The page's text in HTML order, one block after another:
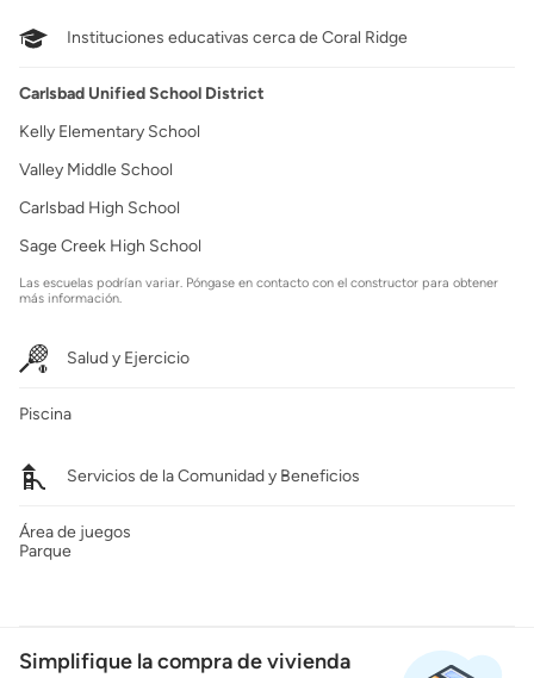
Instituciones educativas cerca de Coral Ridge
Carlsbad Unified School District
Kelly Elementary School
Valley Middle School
Carlsbad High School
Sage Creek High School
Las escuelas podrían variar. Póngase en contacto con el constructor para obtener
más información.
Salud y Ejercicio
Piscina
Servicios de la Comunidad y Beneficios
Área de juegos
Parque
Simplifique la compra de vivienda